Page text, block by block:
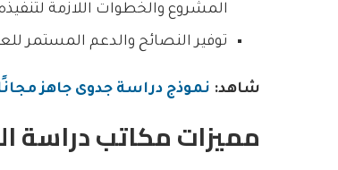
المشروع والخطوات اللازمة
توفير النصائح والدعم المستمر
شاهد: نموذج دراسة جدوى جاهز
مميزات مكاتب دراسة